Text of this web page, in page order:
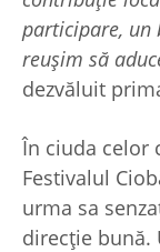
participare, un
reușim să
dezvăluit
În ciuda celor
Festivalul
urma sa
direcție bună.